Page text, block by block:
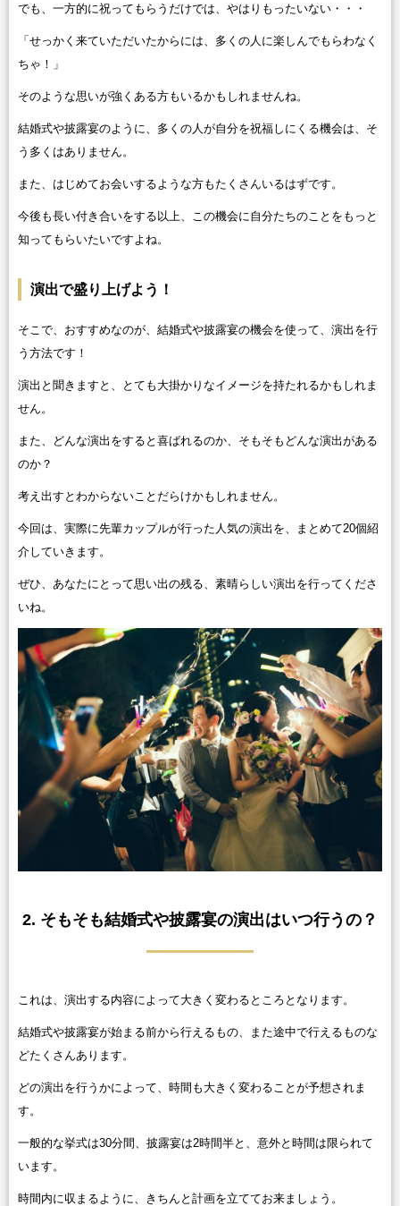
でも、一方的に祝ってもらうだけでは、やはりもったいない・・・
「せっかく来ていただいたからには、多くの人に楽しんでもらわなく
ちゃ！」
そのような思いが強くある方もいるかもしれませんね。
結婚式や披露宴のように、多くの人が自分を祝福しにくる機会は、そ
う多くはありません。
また、はじめてお会いするような方もたくさんいるはずです。
今後も長い付き合いをする以上、この機会に自分たちのことをもっと
知ってもらいたいですよね。
演出で盛り上げよう！
そこで、おすすめなのが、結婚式や披露宴の機会を使って、演出を行
う方法です！
演出と聞きますと、とても大掛かりなイメージを持たれるかもしれま
せん。
また、どんな演出をすると喜ばれるのか、そもそもどんな演出がある
のか？
考え出すとわからないことだらけかもしれません。
今回は、実際に先輩カップルが行った人気の演出を、まとめて20個紹
介していきます。
ぜひ、あなたにとって思い出の残る、素晴らしい演出を行ってくださ
いね。
2. そもそも結婚式や披露宴の演出はいつ行うの？
これは、演出する内容によって大きく変わるところとなります。
結婚式や披露宴が始まる前から行えるもの、また途中で行えるものな
どたくさんあります。
どの演出を行うかによって、時間も大きく変わることが予想されま
す。
一般的な挙式は30分間、披露宴は2時間半と、意外と時間は限られて
います。
時間内に収まるように、きちんと計画を立ててお来ましょう。